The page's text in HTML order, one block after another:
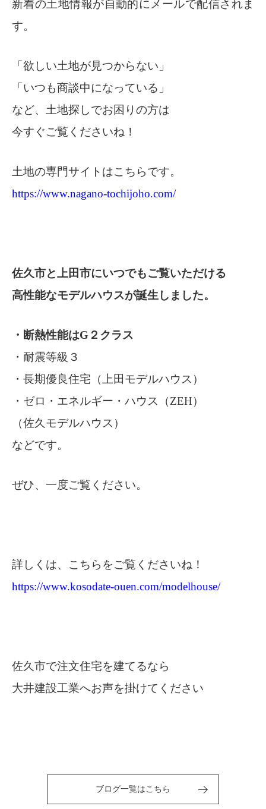
新着の土地情報が自動的にメールで配信されま
す。
「欲しい土地が見つからない」
「いつも商談中になっている」
など、土地探しでお困りの方は
今すぐご覧くださいね！
土地の専門サイトはこちらです。
https://www.nagano-tochijoho.com/
佐久市と上田市にいつでもご覧いただける
高性能なモデルハウスが誕生しました。
・断熱性能はG２クラス
・耐震等級３
・長期優良住宅（上田モデルハウス）
・ゼロ・エネルギー・ハウス（ZEH）
（佐久モデルハウス）
などです。
ぜひ、一度ご覧ください。
詳しくは、こちらをご覧くださいね！
https://www.kosodate-ouen.com/modelhouse/
佐久市で注文住宅を建てるなら
大井建設工業へお声を掛けてください
ブログ一覧はこちら